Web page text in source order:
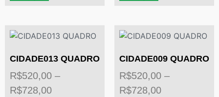
CIDADE013 QUADRO
R$520,00 –
R$728,00
CIDADE009 QUADRO
R$520,00 –
R$728,00